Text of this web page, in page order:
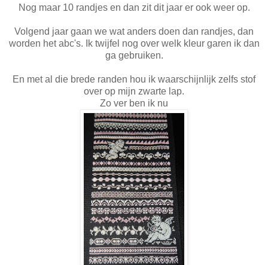
Nog maar 10 randjes en dan zit dit jaar er ook weer op.
Volgend jaar gaan we wat anders doen dan randjes, dan
worden het abc's. Ik twijfel nog over welk kleur garen ik dan
ga gebruiken.
En met al die brede randen hou ik waarschijnlijk zelfs stof
over op mijn zwarte lap.
Zo ver ben ik nu